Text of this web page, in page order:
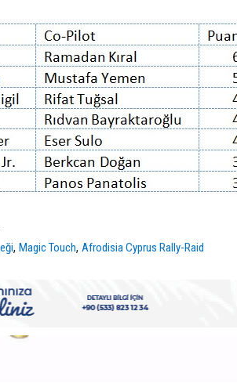
,Magic Touch,Afrodisia Cyprus Rally-Raid